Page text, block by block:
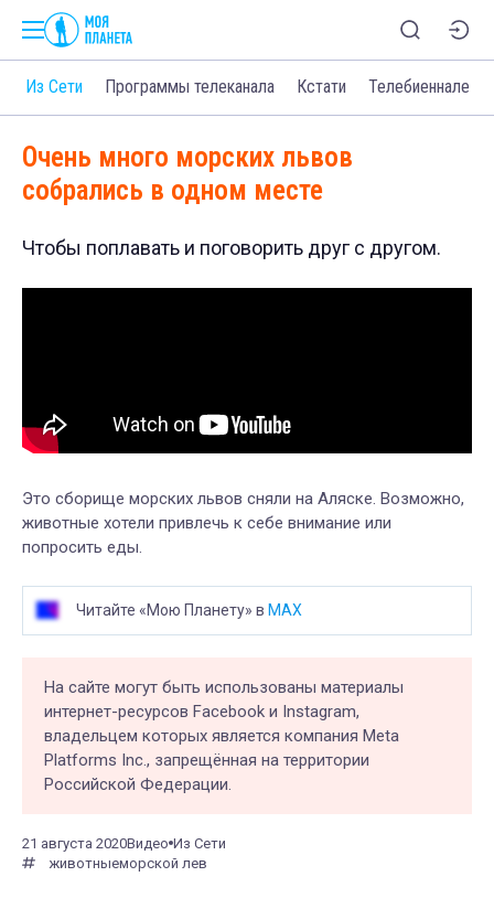
Из Сети Программы телеканала Кстати Телебиеннале
Очень много морских львов
собрались в одном месте
Чтобы поплавать и поговорить друг с другом.
Это сборище морских львов сняли на Аляске. Возможно,
животные хотели привлечь к себе внимание или
попросить еды.
Читайте «Мою Планету» в MAX
На сайте могут быть использованы материалы
интернет-ресурсов Facebook и Instagram,
владельцем которых является компания Meta
Platforms Inc., запрещённая на территории
Российской Федерации.
21 августа 2020Видео Из Сети
животныеморской лев